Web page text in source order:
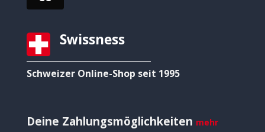
Swissness
Schweizer Online-Shop seit 1995
Deine Zahlungsmöglichkeiten mehr